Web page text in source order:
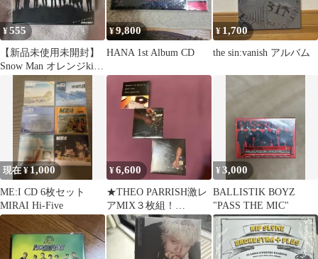
¥555
【新品未使用未開封】
Snow Man オレンジkiss
初回盤A CD+DVD
¥9,800
HANA 1st Album CD
¥ 1,700
the sin:vanish アルバム
現在 ¥1,000
ME:I CD 6枚セット
MIRAI Hi-Five
¥6,600
★THEO PARRISH激レ
アMIX３枚組！
★Thanks To
¥3,000
BALLISTIK BOYZ
"PASS THE MIC"